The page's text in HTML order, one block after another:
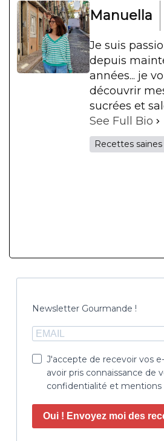
Manuella
Je suis
depuis
années... je
découvrir
sucrées et
See Full Bio
Recettes saines
Newsletter Gourmande !
J'accepte de recevoir vos
avoir pris connaissance de
confidentialité et mentions
Oui ! Envoyez moi des